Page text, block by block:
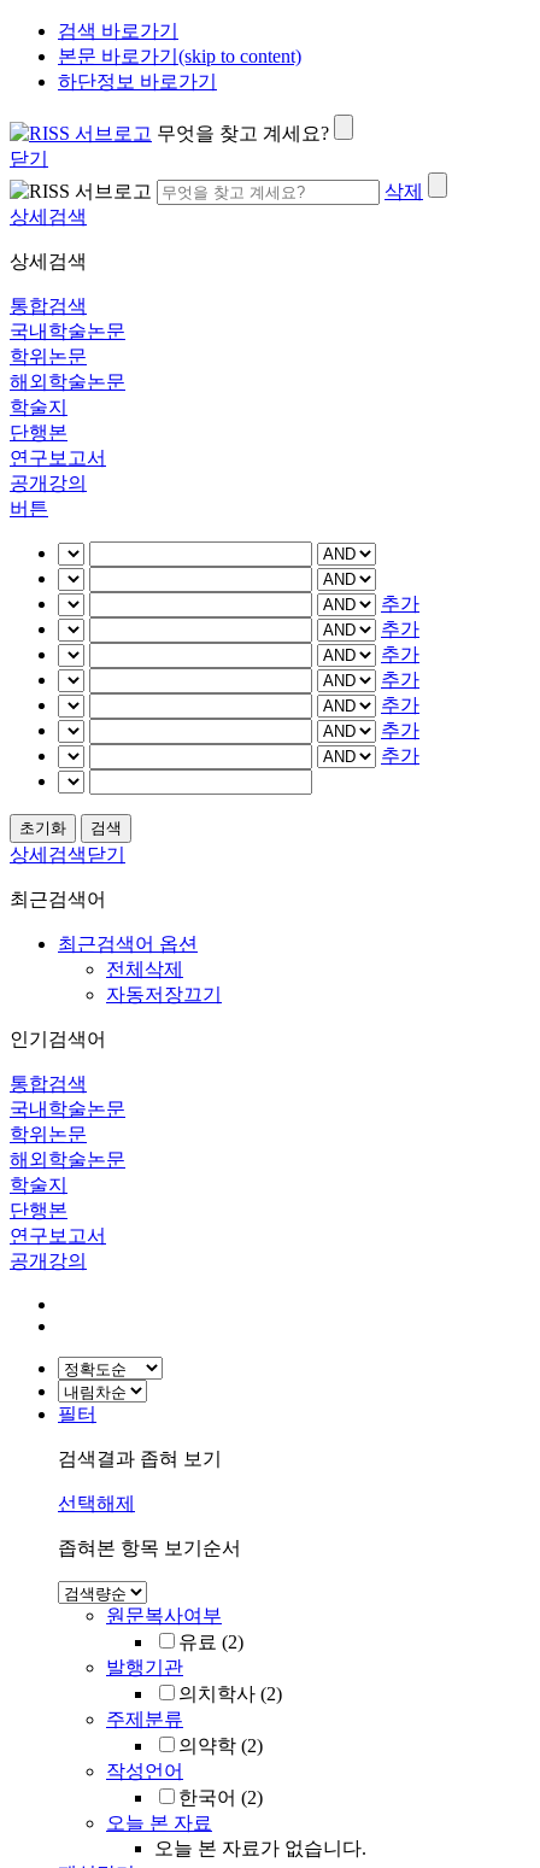
검색 바로가기
본문 바로가기(skip to content)
하단정보 바로가기
무엇을 찾고 계세요?
닫기
삭제
상세검색
상세검색
통합검색
국내학술논문
학위논문
해외학술논문
학술지
단행본
연구보고서
공개강의
버튼
추가
추가
추가
추가
추가
추가
추가
상세검색닫기
최근검색어
최근검색어 옵션
전체삭제
자동저장끄기
인기검색어
통합검색
국내학술논문
학위논문
해외학술논문
학술지
단행본
연구보고서
공개강의
필터
검색결과 좁혀 보기
선택해제
좁혀본 항목 보기순서
원문복사여부
유료 (2)
발행기관
의치학사 (2)
주제분류
의약학 (2)
작성언어
한국어 (2)
오늘 본 자료
오늘 본 자료가 없습니다.